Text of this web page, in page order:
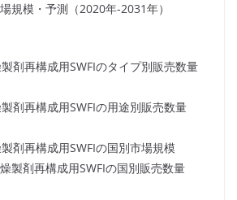
規模・予測（2020年-2031年）
剤再構成用SWFIのタイプ別販売数量
剤再構成用SWFIの用途別販売数量
剤再構成用SWFIの国別市場規模
製剤再構成用SWFIの国別販売数量